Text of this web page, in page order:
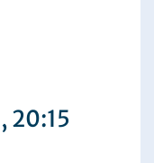
, 20:15